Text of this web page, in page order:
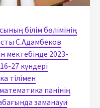
білім бөлімінің
С.Адамбеков
мектебінде 2023-
27 күндері
тілімен
пәнінің
заманауи